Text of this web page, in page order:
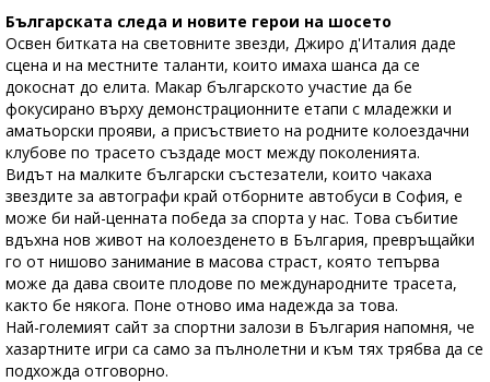
Българската следа и новите герои на шосето
Освен битката на световните звезди, Джиро д'Италия даде
сцена и на местните таланти, които имаха шанса да се
докоснат до елита. Макар българското участие да бе
фокусирано върху демонстрационните етапи с младежки и
аматьорски прояви, а присъствието на родните колоездачни
клубове по трасето създаде мост между поколенията.
Видът на малките български състезатели, които чакаха
звездите за автографи край отборните автобуси в София, е
може би най-ценната победа за спорта у нас. Това събитие
вдъхна нов живот на колоезденето в България, превръщайки
го от нишово занимание в масова страст, която тепърва
може да дава своите плодове по международните трасета,
както бе някога. Поне отново има надежда за това.
Най-големият сайт за спортни залози в България напомня, че
хазартните игри са само за пълнолетни и към тях трябва да се
подхожда отговорно.